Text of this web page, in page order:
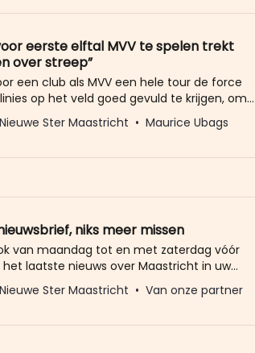
eerste elftal MVV te spelen trekt
over streep”
een club als MVV een hele tour de force
op het veld goed gevuld te krijgen, om
brede talentvolle selectie aan het seizoen te
De concurrentie in Zuid-Limburg
Ster Maastricht Maurice Ubags
niks meer missen
van maandag tot en met zaterdag vóór
het laatste nieuws over Maastricht in uw
Meld u dan gratis aan voor de nieuwbrief van
Ster. Meer dan 20.000 trouwe lezers gingen
Ster Maastricht Van onze partner